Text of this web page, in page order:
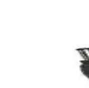
Eyfel Efs-2500, 250W
HP 255 G8
HP 255 G8, güçlü